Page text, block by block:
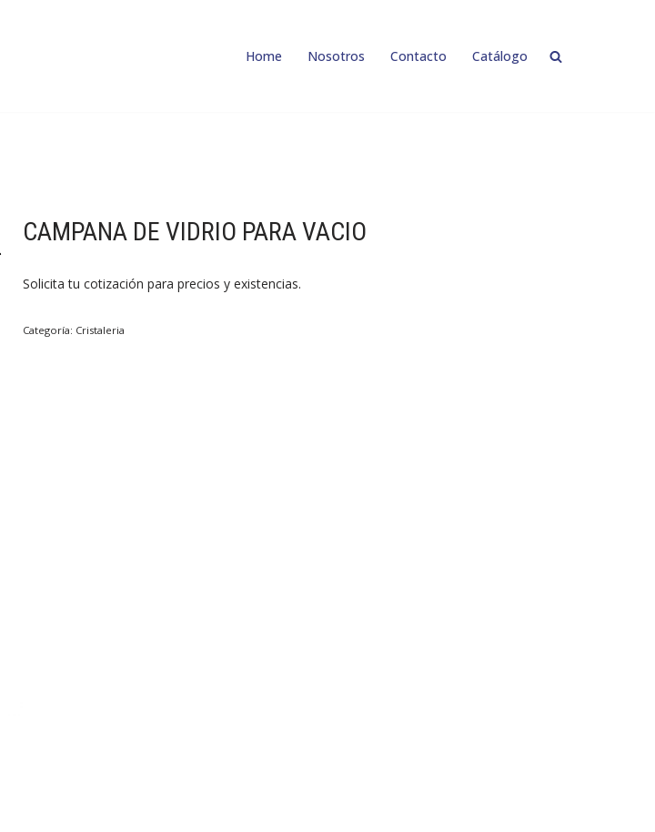
Home Nosotros Contacto Catálogo
CAMPANA DE VIDRIO PARA VACIO
Solicita tu cotización para precios y existencias.
Categoría: Cristaleria